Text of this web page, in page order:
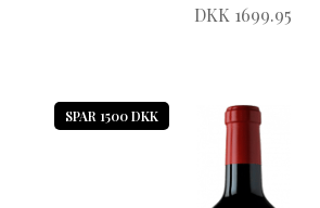
DKK 1699.95
SPAR 1500 DKK